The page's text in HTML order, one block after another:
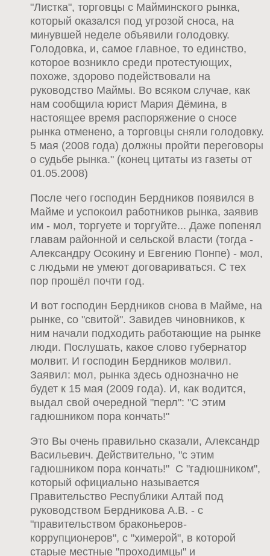
"Листка", торговцы с Майминского рынка,
который оказался под угрозой сноса, на
минувшей неделе объявили голодовку.
Голодовка, и, самое главное, то единство,
которое возникло среди протестующих,
похоже, здорово подействовали на
руководство Маймы. Во всяком случае, как
нам сообщила юрист Мария Дёмина, в
настоящее время распоряжение о сносе
рынка отменено, а торговцы сняли голодовку.
5 мая (2008 года) должны пройти переговоры
о судьбе рынка." (конец цитаты из газеты от
01.05.2008)
После чего господин Бердников появился в
Майме и успокоил работников рынка, заявив
им - мол, торгуете и торгуйте... Даже попенял
главам районной и сельской власти (тогда -
Александру Осокину и Евгению Понпе) - мол,
с людьми не умеют договариваться. С тех
пор прошёл почти год.
И вот господин Бердников снова в Майме, на
рынке, со "свитой". Завидев чиновников, к
ним начали подходить работающие на рынке
люди. Послушать, какое слово губернатор
молвит. И господин Бердников молвил.
Заявил: мол, рынка здесь однозначно не
будет к 15 мая (2009 года). И, как водится,
выдал свой очередной "перл": "С этим
гадюшником пора кончать!"
Это Вы очень правильно сказали, Александр
Васильевич. Действительно, "с этим
гадюшником пора кончать!" С "гадюшником",
который официально называется
Правительство Республики Алтай под
руководством Бердникова А.В. - с
"правительством браконьеров-
коррупционеров", с "химерой", в которой
старые местные "проходимцы" и